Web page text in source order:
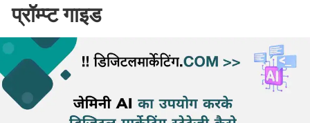
प्रॉम्प्ट गाइड